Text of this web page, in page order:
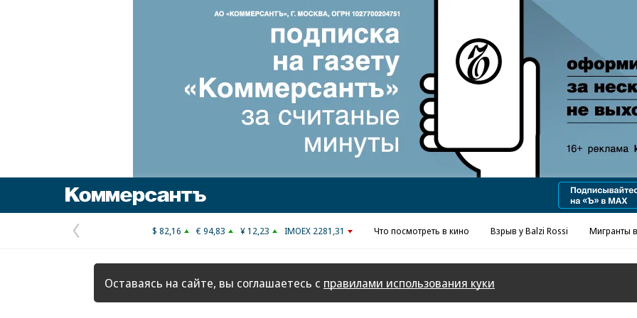
Реклама в «Ъ» www.kommersant.ru/ad
Предыдущая
страница
$ 82,16 € 94,83 ¥ 12,23 IMOEX 2281,31 Что посмотреть в кино Взрыв у Balzi Rossi Мигранты
Оставаясь на сайте, вы соглашаетесь с правилами использования куки